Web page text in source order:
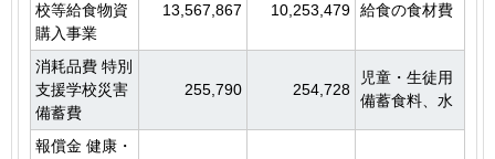
校等給食物資
購入事業
13,567,867 10,253,479 給食の食材費
消耗品費 特別
支援学校災害
備蓄費
255,790 254,728
児童・生徒用
備蓄食料、水
報償金 健康・